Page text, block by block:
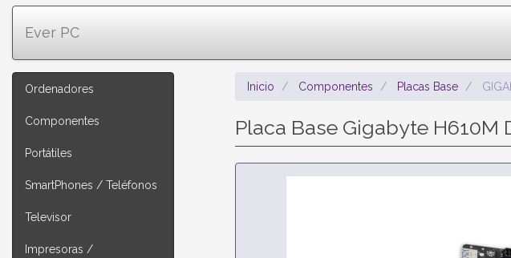
Ever PC
Ordenadores
Componentes
Portátiles
SmartPhones / Teléfonos
Televisor
Impresoras /
Inicio Componentes Placas Base
Placa Base Gigabyte H610M